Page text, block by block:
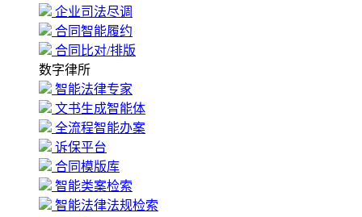
企业司法尽调
合同智能履约
合同比对/排版
数字律所
智能法律专家
文书生成智能体
全流程智能办案
诉保平台
合同模版库
智能类案检索
智能法律法规检索